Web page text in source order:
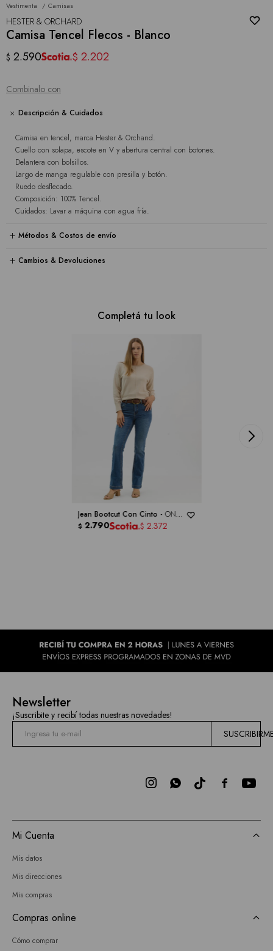
Vestimenta Camisas
HESTER & ORCHARD
Camisa Tencel Flecos - Blanco
$ 2.590 $ 2.202
Combinalo con
Descripción & Cuidados
Camisa en tencel, marca Hester & Orchand.
Cuello con solapa, escote en V y abertura central con botones.
Delantera con bolsillos.
Largo de manga regulable con presilla y botón.
Ruedo desflecado.
Composición: 100% Tencel.
Cuidados: Lavar a máquina con agua fría.
Métodos & Costos de envío
Cambios & Devoluciones
Completá tu look
Jean Bootcut Con Cinto -ONE
5 ONE
$ 2.790 $ 2.372
Newsletter
¡Suscribite y recibí todas nuestras novedades!

 
Mi Cuenta
Mis datos
Mis direcciones
Mis compras
Compras online
Cómo comprar